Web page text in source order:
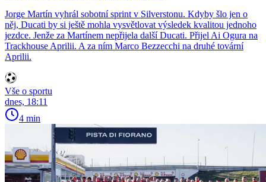
Jorge Martín vyhrál sobotní sprint v Silverstonu. Kdyby šlo jen o
něj, Ducati by si ještě mohla vysvětlovat výsledek kvalitou jednoho
jezdce. Jenže za Martínem nepřijela další Ducati. Přijel Ai Ogura na
Trackhouse Aprilii. A za ním Marco Bezzecchi na druhé tovární
Aprilii.
Vše o sportu
dnes, 18:11
4 min